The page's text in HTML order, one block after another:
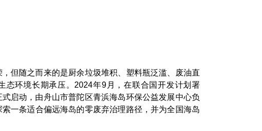
但随之而来的是厨余垃圾堆积、塑料瓶泛滥、废油直
态环境长期承压。2024年9月，在联合国开发计划署
启动，由舟山市普陀区青浜海岛环保公益发展中心负
一条适合偏远海岛的零废弃治理路径，并为全国海岛